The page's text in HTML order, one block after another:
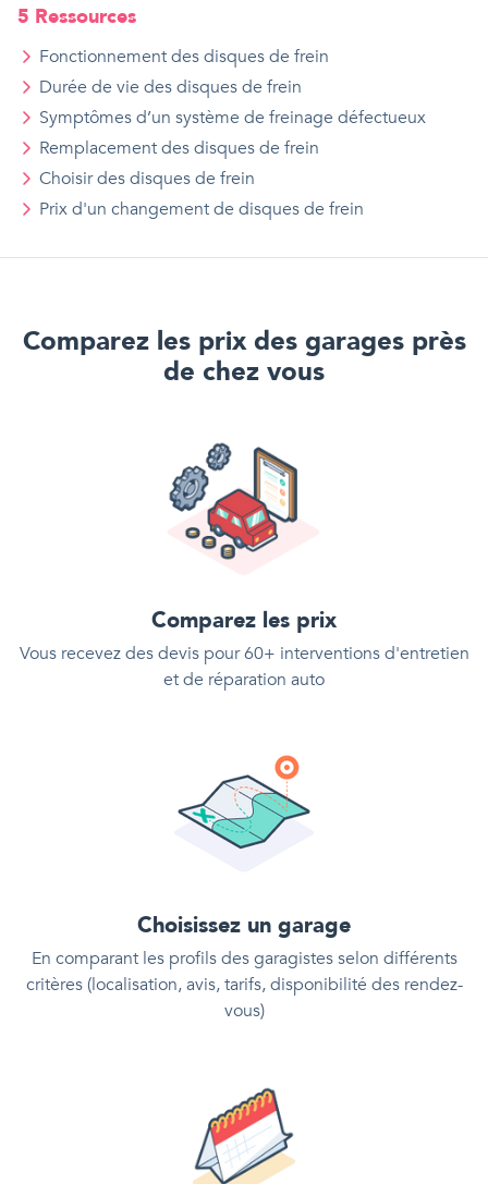
5 Ressources
Fonctionnement des disques de frein
Durée de vie des disques de frein
Symptômes d’un système de freinage défectueux
Remplacement des disques de frein
Choisir des disques de frein
Prix d'un changement de disques de frein
Comparez les prix des garages près
de chez vous
Comparez les prix
Vous recevez des devis pour 60+ interventions d'entretien
et de réparation auto
Choisissez un garage
En comparant les profils des garagistes selon différents
critères (localisation, avis, tarifs, disponibilité des rendez-
vous)